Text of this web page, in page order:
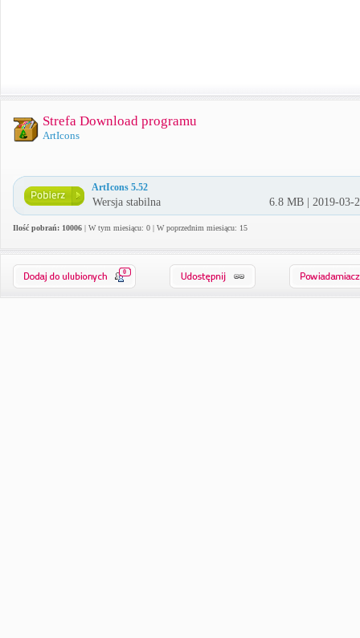
Strefa Download programu
ArtIcons
ArtIcons 5.52
Wersja stabilna 6.8 MB | 2019-03-
Ilość pobrań: 10006 | W tym miesiącu: 0 | W poprzednim miesiącu: 15
0